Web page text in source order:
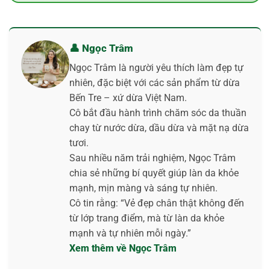
👤 Ngọc Trâm
Ngọc Trâm là người yêu thích làm đẹp tự
nhiên, đặc biệt với các sản phẩm từ dừa
Bến Tre – xứ dừa Việt Nam.
Cô bắt đầu hành trình chăm sóc da thuần
chay từ nước dừa, dầu dừa và mặt nạ dừa
tươi.
Sau nhiều năm trải nghiệm, Ngọc Trâm
chia sẻ những bí quyết giúp làn da khỏe
mạnh, mịn màng và sáng tự nhiên.
Cô tin rằng: “Vẻ đẹp chân thật không đến
từ lớp trang điểm, mà từ làn da khỏe
mạnh và tự nhiên mỗi ngày.”
Xem thêm về Ngọc Trâm